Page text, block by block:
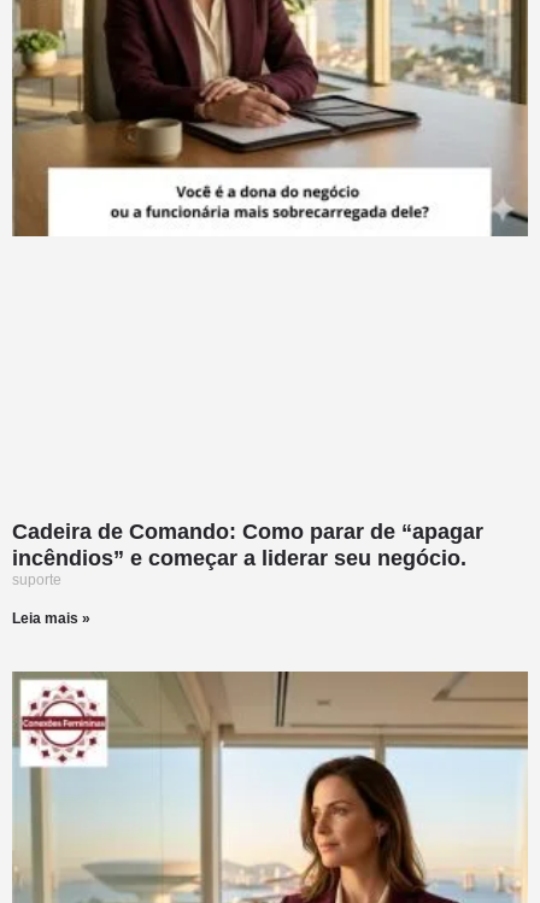
Cadeira de Comando: Como parar de “apagar
incêndios” e começar a liderar seu negócio.
suporte
Leia mais »